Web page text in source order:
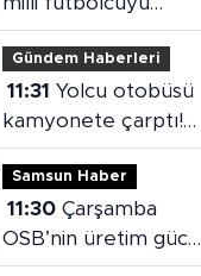
transfer ediyor
Gündem Haberleri
11:31
kamyonete çarptı!
Ölü ve yaralılar var
Samsun Haber
11:30 Çarşamba
OSB’nin üretim gücü
masaya yatırıldı